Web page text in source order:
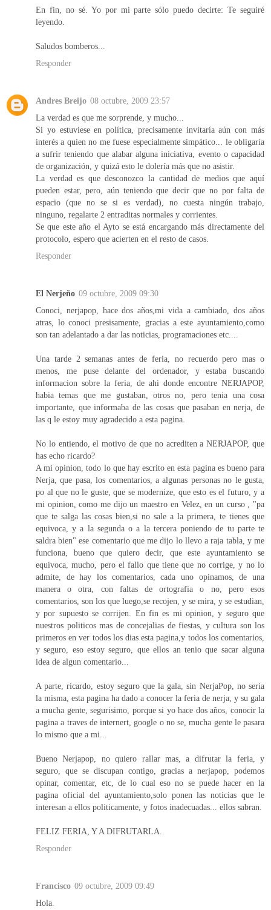
En fin, no sé. Yo por mi parte sólo puedo decirte: Te seguiré
leyendo.
Saludos bomberos...
Responder
Andres Breijo 08 octubre, 2009 23:57
La verdad es que me sorprende, y mucho...
Si yo estuviese en política, precisamente invitaría aún con más
interés a quien no me fuese especialmente simpático... le obligaría
a sufrir teniendo que alabar alguna iniciativa, evento o capacidad
de organización, y quizá esto le dolería más que no asistir.
La verdad es que desconozco la cantidad de medios que aquí
pueden estar, pero, aún teniendo que decir que no por falta de
espacio (que no se si es verdad), no cuesta ningún trabajo,
ninguno, regalarte 2 entraditas normales y corrientes.
Se que este año el Ayto se está encargando más directamente del
protocolo, espero que acierten en el resto de casos.
Responder
El Nerjeño 09 octubre, 2009 09:30
Conoci, nerjapop, hace dos años,mi vida a cambiado, dos años
atras, lo conoci presisamente, gracias a este ayuntamiento,como
son tan adelantado a dar las noticias, programaciones etc....
Una tarde 2 semanas antes de feria, no recuerdo pero mas o
menos, me puse delante del ordenador, y estaba buscando
informacion sobre la feria, de ahi donde encontre NERJAPOP,
habia temas que me gustaban, otros no, pero tenia una cosa
importante, que informaba de las cosas que pasaban en nerja, de
las q le estoy muy agradecido a esta pagina.
No lo entiendo, el motivo de que no acrediten a NERJAPOP, que
has echo ricardo?
A mi opinion, todo lo que hay escrito en esta pagina es bueno para
Nerja, que pasa, los comentarios, a algunas personas no le gusta,
po al que no le guste, que se modernize, que esto es el futuro, y a
mi opinion, como me dijo un maestro en Velez, en un curso , "pa
que te salga las cosas bien,si no sale a la primera, te tienes que
equivoca, y a la segunda o a la tercera poniendo de tu parte te
saldra bien" ese comentario que me dijo lo llevo a raja tabla, y me
funciona, bueno que quiero decir, que este ayuntamiento se
equivoca, mucho, pero el fallo que tiene que no corrige, y no lo
admite, de hay los comentarios, cada uno opinamos, de una
manera o otra, con faltas de ortografia o no, pero esos
comentarios, son los que luego,se recojen, y se mira, y se estudian,
y por supuesto se corrijen. En fin es mi opinion, y seguro que
nuestros politicos mas de concejalias de fiestas, y cultura son los
primeros en ver todos los dias esta pagina,y todos los comentarios,
y seguro, eso estoy seguro, que ellos an tenio que sacar alguna
idea de algun comentario...
A parte, ricardo, estoy seguro que la gala, sin NerjaPop, no seria
la misma, esta pagina ha dado a conocer la feria de nerja, y su gala
a mucha gente, segurisimo, porque si yo hace dos años, conocir la
pagina a traves de internert, google o no se, mucha gente le pasara
lo mismo que a mi...
Bueno Nerjapop, no quiero rallar mas, a difrutar la feria, y
seguro, que se discupan contigo, gracias a nerjapop, podemos
opinar, comentar, etc, de lo cual eso no se puede hacer en la
pagina oficial del ayuntamiento,solo ponen las noticias que le
interesan a ellos politicamente, y fotos inadecuadas... ellos sabran.
FELIZ FERIA, Y A DIFRUTARLA.
Responder
Francisco 09 octubre, 2009 09:49
Hola.